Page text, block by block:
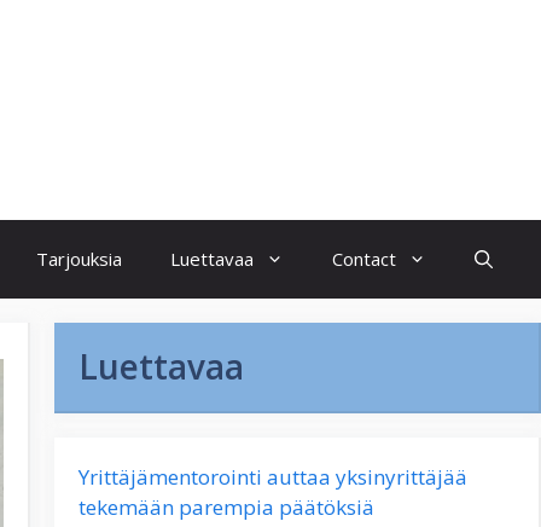
Tarjouksia Luettavaa Contact
Luettavaa
Yrittäjämentorointi auttaa yksinyrittäjää
tekemään parempia päätöksiä